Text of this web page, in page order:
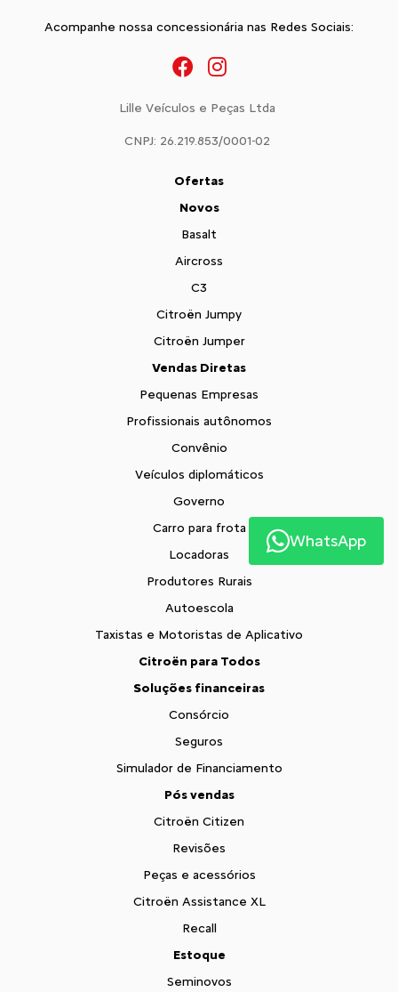
Acompanhe nossa concessionária nas Redes Sociais:
Lille Veículos e Peças Ltda
CNPJ: 26.219.853/0001-02
Ofertas
Novos
Basalt
Aircross
C3
Citroën Jumpy
Citroën Jumper
Vendas Diretas
Pequenas Empresas
Profissionais autônomos
Convênio
Veículos diplomáticos
Governo
Carro para frota
Locadoras
Produtores Rurais
Autoescola
Taxistas e Motoristas de Aplicativo
Citroën para Todos
Soluções financeiras
Consórcio
Seguros
Simulador de Financiamento
Pós vendas
Citroën Citizen
Revisões
Peças e acessórios
Citroën Assistance XL
Recall
Estoque
Seminovos
WhatsApp